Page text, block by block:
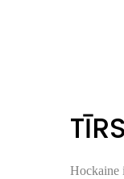
TĪRS
Hockaine